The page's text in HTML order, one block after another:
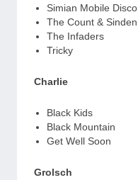
Simian Mobile Disco
The Count & Sinden
The Infaders
Tricky
Charlie
Black Kids
Black Mountain
Get Well Soon
Grolsch